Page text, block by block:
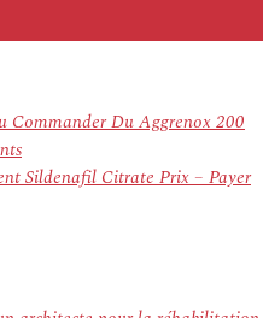
Commander Du Aggrenox 200
Sildenafil Citrate Prix – Payer